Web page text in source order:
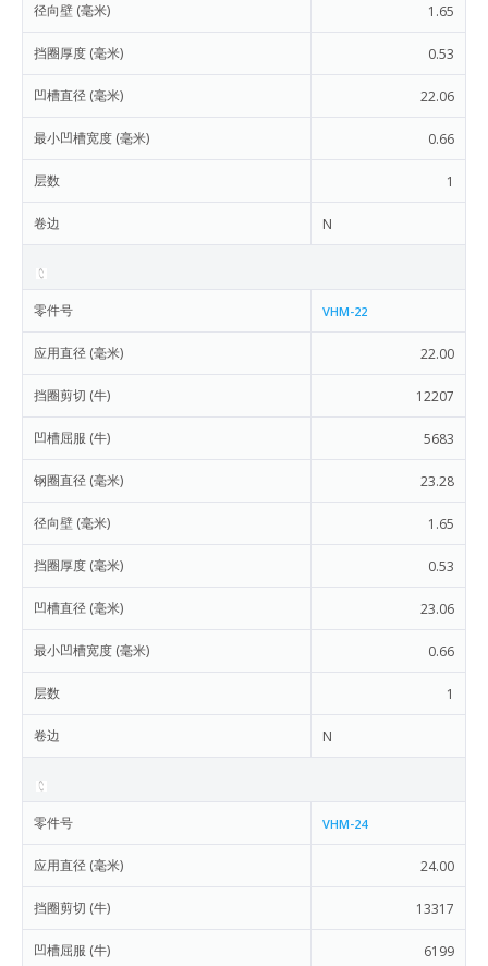
径向壁 (毫米) 1.65
挡圈厚度 (毫米) 0.53
凹槽直径 (毫米) 22.06
最小凹槽宽度 (毫米) 0.66
层数 1
卷边 N
零件号 VHM-22
应用直径 (毫米) 22.00
挡圈剪切 (牛) 12207
凹槽屈服 (牛) 5683
钢圈直径 (毫米) 23.28
径向壁 (毫米) 1.65
挡圈厚度 (毫米) 0.53
凹槽直径 (毫米) 23.06
最小凹槽宽度 (毫米) 0.66
层数 1
卷边 N
零件号 VHM-24
应用直径 (毫米) 24.00
挡圈剪切 (牛) 13317
凹槽屈服 (牛) 6199